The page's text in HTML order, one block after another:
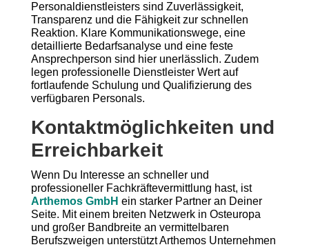
Personaldienstleisters sind Zuverlässigkeit,
Transparenz und die Fähigkeit zur schnellen
Reaktion. Klare Kommunikationswege, eine
detaillierte Bedarfsanalyse und eine feste
Ansprechperson sind hier unerlässlich. Zudem
legen professionelle Dienstleister Wert auf
fortlaufende Schulung und Qualifizierung des
verfügbaren Personals.
Kontaktmöglichkeiten und
Erreichbarkeit
Wenn Du Interesse an schneller und
professioneller Fachkräftevermittlung hast, ist
Arthemos GmbH ein starker Partner an Deiner
Seite. Mit einem breiten Netzwerk in Osteuropa
und großer Bandbreite an vermittelbaren
Berufszweigen unterstützt Arthemos Unternehmen